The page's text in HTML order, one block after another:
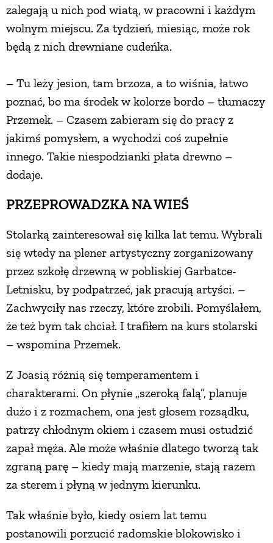
zalegają u nich pod wiatą, w pracowni i każdym
wolnym miejscu. Za tydzień, miesiąc, może rok
będą z nich drewniane cudeńka.
– Tu leży jesion, tam brzoza, a to wiśnia, łatwo
poznać, bo ma środek w kolorze bordo – tłumaczy
Przemek. – Czasem zabieram się do pracy z
jakimś pomysłem, a wychodzi coś zupełnie
innego. Takie niespodzianki płata drewno –
dodaje.
PRZEPROWADZKA NA WIEŚ
Stolarką zainteresował się kilka lat temu. Wybrali
się wtedy na plener artystyczny zorganizowany
przez szkołę drzewną w pobliskiej Garbatce-
Letnisku, by podpatrzeć, jak pracują artyści. –
Zachwyciły nas rzeczy, które zrobili. Pomyślałem,
że też bym tak chciał. I trafiłem na kurs stolarski
– wspomina Przemek.
Z Joasią różnią się temperamentem i
charakterami. On płynie „szeroką falą”, planuje
dużo i z rozmachem, ona jest głosem rozsądku,
patrzy chłodnym okiem i czasem musi ostudzić
zapał męża. Ale może właśnie dlatego tworzą tak
zgraną parę – kiedy mają marzenie, stają razem
za sterem i płyną w jednym kierunku.
Tak właśnie było, kiedy osiem lat temu
postanowili porzucić radomskie blokowisko i
ZRÓB TO SAM
ŚNIADANIA
PRZYSTAWKI
CIASTA I DESERY
DODATKI
PRZETWORY
INNE